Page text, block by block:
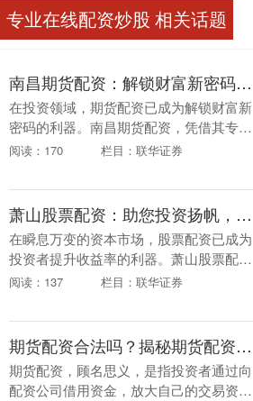
专业在线配资炒股 相关话题
南昌期货配资：解锁财富新密码，开启投资新征程
在投资领域，期货配资已成为解锁财富新
密码的利器。南昌期货配资，凭借其专业
性、安全性、高收益性，正吸引着越来越
资金杠杆，让投....
阅读：170 栏目：联华证券
萧山股票配资：助您投资扬帆，财富倍增
在瞬息万变的资本市场，股票配资已成为
投资者提升收益率的利器。萧山股票配
资，凭借其专业团队和完善的风控体系，
势显著，助力投....
阅读：137 栏目：联华证券
期货配资合法吗？揭秘期货配资的真实面貌
期货配资，顾名思义，是指投资者通过向
配资公司借用资金，放大自己的交易资金